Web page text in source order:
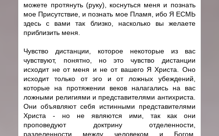
можете протянуть (руку), коснуться меня и познать
мое Присутствие, и познать мое Пламя, ибо Я ЕСМЬ
здесь с вами так близко, насколько вы желаете
приблизить меня.
Чувство дистанции, которое некоторые из вас
чувствуют, понятно, но это чувство дистанции
исходит не от меня и не от вашего Я Христа. Оно
исходит только от эго и от ложных убеждений,
которые на протяжении веков налагались на вас
ложными религиями и представителями антихриста.
Они объявляют себя истинными представителями
Христа - но не являются ими, так как они
проповедуют доктрину отделенности,
разделенности между человеком и Богом,